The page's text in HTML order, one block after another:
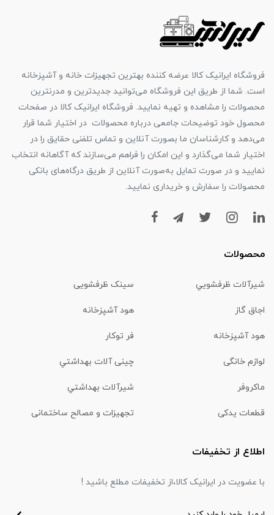
فروشگاه ایرانیک کالا عرضه کننده بهترین تجهیزات خانه و آشپزخانه
است. شما از طریق این فروشگاه می‌توانید جدیدترین و مدرنترین
محصولات را مشاهده و تهیه نمایید. فروشگاه ایرانیک کالا در صفحات
محصول خود توضیحات جامعی درباره محصولات در اختیار شما قرار
می‌دهد و کارشناسان ما بصورت آنلاین و تماس تلفنی حقایق را در
اختیار شما می‌گذارد و این امکان را فراهم می‌سازند که آگاهانه انتخاب
نمایید و در صورت تمایل به‌صورت آنلاین از طریق درگاه‌های بانکی
محصولات را سفارش و خریداری نمایید.
محصولات
شیرآلات ظرفشويي سینک ظرفشویی
اجاق گاز هود آشپزخانه
هود آشپزخانه فر توکار
لوازم خانگی چینی آلات بهداشتي
ماكروفر شیرآلات بهداشتي
قطعات یدکی تجهیزات و مصالح ساختمانی
اطلاع از تخفیفات
با عضویت در ایرانیک کالا،از تخفیفات مطلع باشید !